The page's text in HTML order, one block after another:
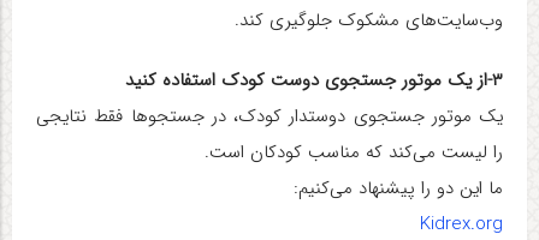
وب‌سایت‌های مشکوک جلوگیری کند.
۳-از یک موتور جستجوی دوست کودک استفاده کنید
یک موتور جستجوی دوستدار کودک، در جستجوها فقط نتایجی
را لیست می‌کند که مناسب کودکان است.
ما این دو را پیشنهاد می‌کنیم:
Kidrex.org